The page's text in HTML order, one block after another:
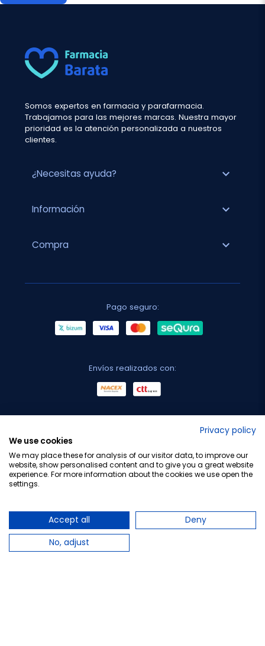
Somos expertos en farmacia y parafarmacia.
Trabajamos para las mejores marcas. Nuestra mayor
prioridad es la atención personalizada a nuestros
clientes.
¿Necesitas ayuda? expand_more
Información expand_more
Compra expand_more
Pago seguro:
Envíos realizados con:
Privacy policy
We use cookies
We may place these for analysis of our visitor data, to improve our
website, show personalised content and to give you a great website
experience. For more information about the cookies we use open the
settings.
Accept all
Deny
No, adjust